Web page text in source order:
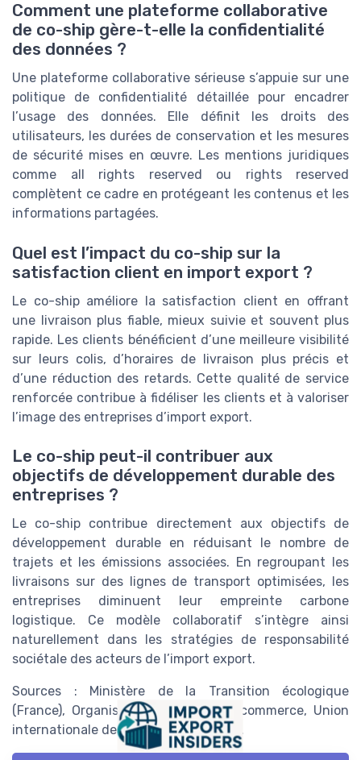
Comment une plateforme collaborative
de co-ship gère-t-elle la confidentialité
des données ?
Une plateforme collaborative sérieuse s’appuie sur une
politique de confidentialité détaillée pour encadrer
l’usage des données. Elle définit les droits des
utilisateurs, les durées de conservation et les mesures
de sécurité mises en œuvre. Les mentions juridiques
comme all rights reserved ou rights reserved
complètent ce cadre en protégeant les contenus et les
informations partagées.
Quel est l’impact du co-ship sur la
satisfaction client en import export ?
Le co-ship améliore la satisfaction client en offrant
une livraison plus fiable, mieux suivie et souvent plus
rapide. Les clients bénéficient d’une meilleure visibilité
sur leurs colis, d’horaires de livraison plus précis et
d’une réduction des retards. Cette qualité de service
renforcée contribue à fidéliser les clients et à valoriser
l’image des entreprises d’import export.
Le co-ship peut-il contribuer aux
objectifs de développement durable des
entreprises ?
Le co-ship contribue directement aux objectifs de
développement durable en réduisant le nombre de
trajets et les émissions associées. En regroupant les
livraisons sur des lignes de transport optimisées, les
entreprises diminuent leur empreinte carbone
logistique. Ce modèle collaboratif s’intègre ainsi
naturellement dans les stratégies de responsabilité
sociétale des acteurs de l’import export.
Sources : Ministère de la Transition écologique
(France), Organisation mondiale du commerce, Union
internationale des transports routiers.